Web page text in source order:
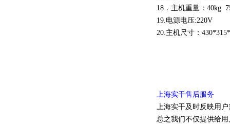
18．主机重量：40kg
19.电源电压:220V
20.主机尺寸：
上海实干售后服务
上海实干及时反映用
总之我们不仅提供给